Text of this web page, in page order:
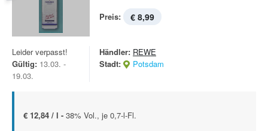
Preis: € 8,99
Leider verpasst!
Gültig: 13.03. -
19.03.
Händler: REWE
Stadt:
Potsdam
€ 12,84 / l - 38% Vol., je 0,7-l-Fl.